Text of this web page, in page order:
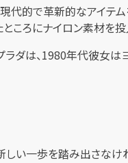
代的で革新的なアイテ
ころにナイロン素材を
ラダは、1980年代彼女
しい一歩を踏み出さな